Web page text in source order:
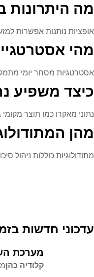
מה היתרונות
אופציות נותנות אפשרות
מהי
אסטרטגיות מסחר יומי
כיצד משפיע
נתוני מאקרו כמו תוצר
מהן
מתודולוגיות כוללות ניהול
עדכוני חדשות
מערכת
קלודיה כהןמאי